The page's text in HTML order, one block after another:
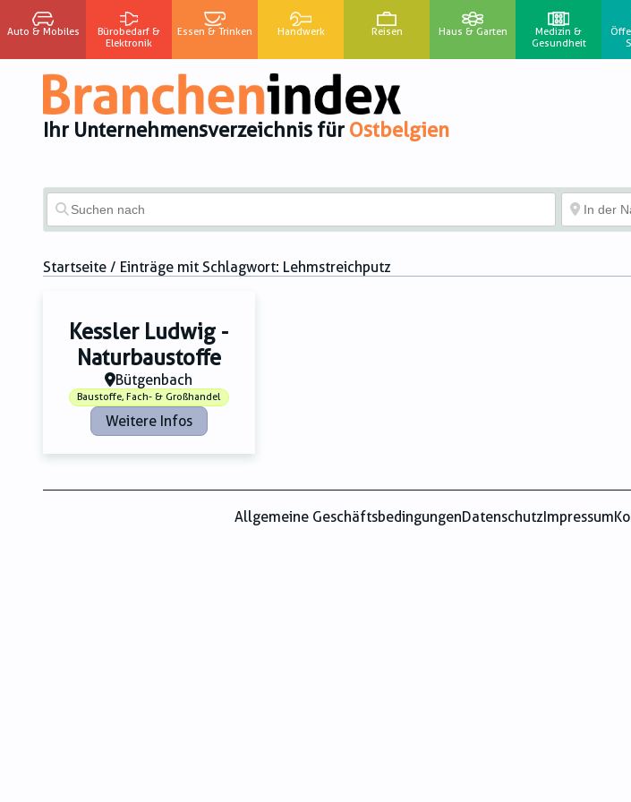
Auto & Mobiles
Bürobedarf &
Elektronik
Essen & Trinken Handwerk Reisen Haus & Garten
Medizin &
Gesundheit
Ihr Unternehmensverzeichnis für Ostbelgien
Startseite / Einträge mit Schlagwort: Lehmstreichputz
Kessler Ludwig -
Naturbaustoffe
Bütgenbach
Baustoffe, Fach- & Großhandel
Weitere Infos
Allgemeine GeschäftsbedingungenDatenschutz Impressum